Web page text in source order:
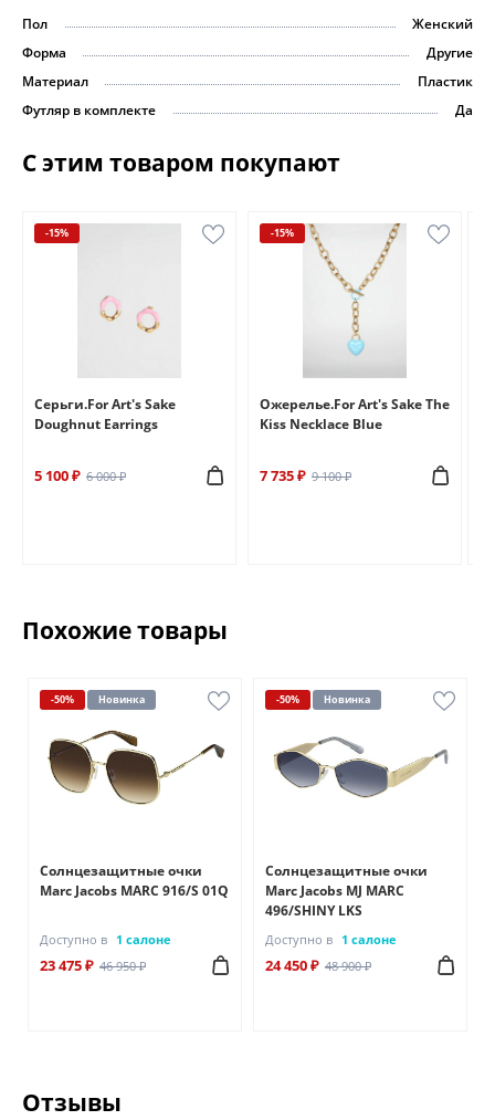
Пол
Женский
Форма
Другие
Материал
Пластик
Футляр в комплекте
Да
С этим товаром покупают
-15%
Серьги.For Art's Sake
Doughnut Earrings
5 100 ₽ 6 000 ₽
-15%
Ожерелье.For Art's Sake The
Kiss Necklace Blue
7 735 ₽ 9 100 ₽
Похожие товары
-50% Новинка
Солнцезащитные очки
Marc Jacobs MARC 916/S 01Q
Доступно в 1 салоне
23 475 ₽ 46 950 ₽
-50% Новинка
Солнцезащитные очки
Marc Jacobs MJ MARC
496/SHINY LKS
Доступно в 1 салоне
24 450 ₽ 48 900 ₽
Отзывы